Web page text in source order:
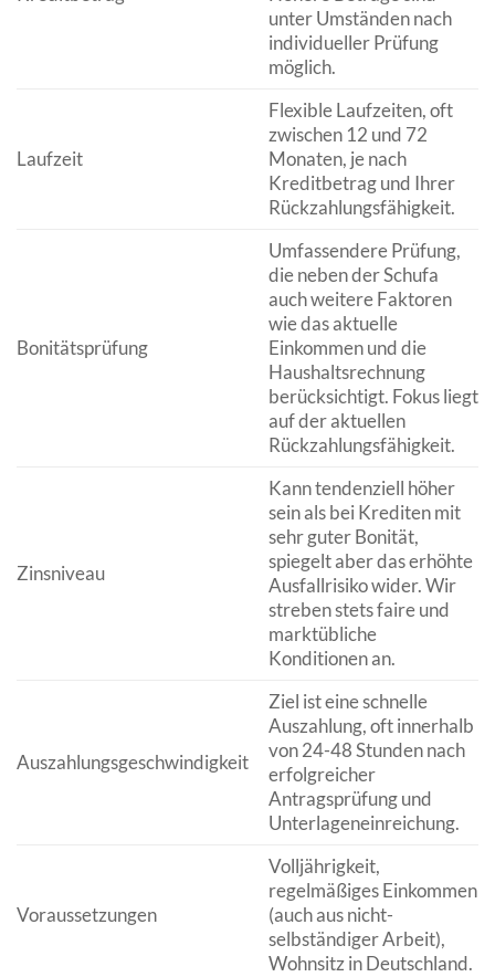
unter Umständen nach
individueller Prüfung
möglich.
Laufzeit
Flexible Laufzeiten, oft
zwischen 12 und 72
Monaten, je nach
Kreditbetrag und Ihrer
Rückzahlungsfähigkeit.
Bonitätsprüfung
Umfassendere Prüfung,
die neben der Schufa
auch weitere Faktoren
wie das aktuelle
Einkommen und die
Haushaltsrechnung
berücksichtigt. Fokus liegt
auf der aktuellen
Rückzahlungsfähigkeit.
Zinsniveau
Kann tendenziell höher
sein als bei Krediten mit
sehr guter Bonität,
spiegelt aber das erhöhte
Ausfallrisiko wider. Wir
streben stets faire und
marktübliche
Konditionen an.
Auszahlungsgeschwindigkeit
Ziel ist eine schnelle
Auszahlung, oft innerhalb
von 24-48 Stunden nach
erfolgreicher
Antragsprüfung und
Unterlageneinreichung.
Voraussetzungen
Volljährigkeit,
regelmäßiges Einkommen
(auch aus nicht-
selbständiger Arbeit),
Wohnsitz in Deutschland.